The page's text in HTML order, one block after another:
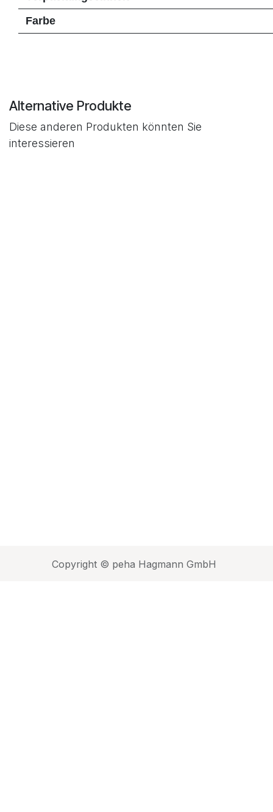
Farbe
Alternative Produkte
Diese anderen Produkten könnten Sie
interessieren
Copyright © peha Hagmann GmbH